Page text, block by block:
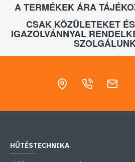
A TERMÉKEK ÁRA
CSAK KÖZÜLETEKET
IGAZOLVÁNNYAL
HŰTÉSTECHNIKA